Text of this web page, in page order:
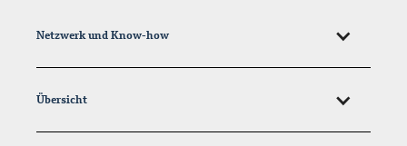
Netzwerk und Know-how
Übersicht